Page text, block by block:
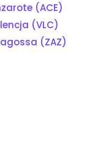
(ACE)
(VLC)
(ZAZ)